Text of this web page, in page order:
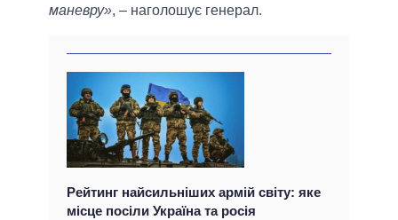
маневру», – наголошує генерал.
Рейтинг найсильніших армій світу: яке
місце посіли Україна та росія